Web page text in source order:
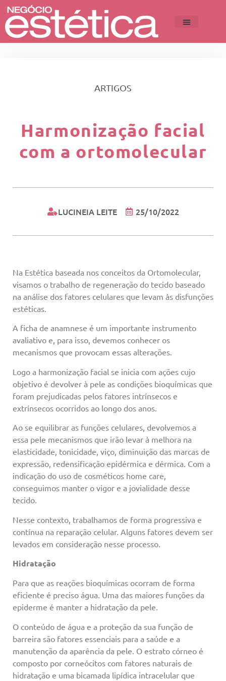
ARTIGOS
Harmonização facial
com a ortomolecular
LUCINEIA LEITE 25/10/2022
Na Estética baseada nos conceitos da Ortomolecular,
visamos o trabalho de regeneração do tecido baseado
na análise dos fatores celulares que levam às disfunções
estéticas.
A ficha de anamnese é um importante instrumento
avaliativo e, para isso, devemos conhecer os
mecanismos que provocam essas alterações.
Logo a harmonização facial se inicia com ações cujo
objetivo é devolver à pele as condições bioquímicas que
foram prejudicadas pelos fatores intrínsecos e
extrínsecos ocorridos ao longo dos anos.
Ao se equilibrar as funções celulares, devolvemos a
essa pele mecanismos que irão levar à melhora na
elasticidade, tonicidade, viço, diminuição das marcas de
expressão, redensificação epidérmica e dérmica. Com a
indicação do uso de cosméticos home care,
conseguimos manter o vigor e a jovialidade desse
tecido.
Nesse contexto, trabalhamos de forma progressiva e
contínua na reparação celular. Alguns fatores devem ser
levados em consideração nesse processo.
Hidratação
Para que as reações bioquímicas ocorram de forma
eficiente é preciso água. Uma das maiores funções da
epiderme é manter a hidratação da pele.
O conteúdo de água e a proteção da sua função de
barreira são fatores essenciais para a saúde e a
manutenção da aparência da pele. O estrato córneo é
composto por corneócitos com fatores naturais de
hidratação e uma bicamada lipídica intracelular que